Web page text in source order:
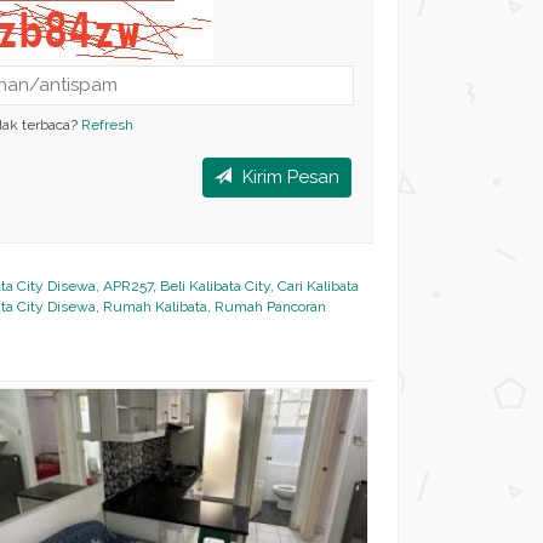
terbaca? Refresh
Kirim Pesan
City Disewa, APR257, Beli Kalibata City, Cari Kalibata
City Disewa, Rumah Kalibata, Rumah Pancoran